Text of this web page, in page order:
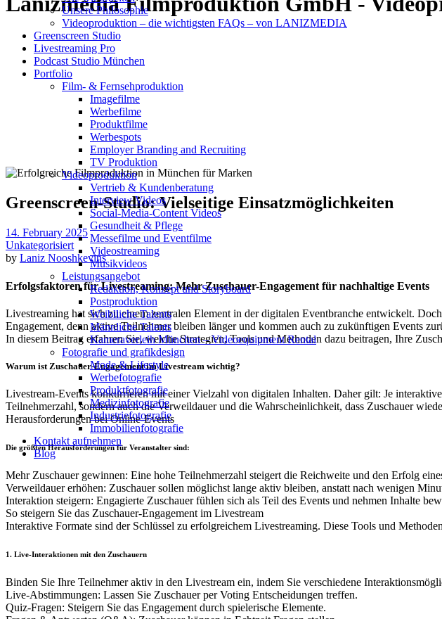
Unsere Philosophie
Videoproduktion – die wichtigsten FAQs – von LANIZMEDIA
Greenscreen Studio
Livestreaming Pro
Podcast Studio München
Portfolio
Film- & Fernsehproduktion
Imagefilme
Werbefilme
Produktfilme
Werbespots
Employer Branding and Recruiting
TV Produktion
Videoproduktion
Vertrieb & Kundenberatung
Interview Videos
Social-Media-Content Videos
Gesundheit & Pflege
Mes­se­filme und Eventfilme
Video­strea­ming
Musikvideos
Leis­tungs­an­ge­bot
Redak­ti­on, Kon­zept und Storyboard
Post­pro­duk­ti­on
Weiblliche Talents
Männliche Talents
Kameraverleih München – Videoequipment Rental
Fotografie und grafikdesign
Mode & Lifestyle
Werbefotografie
Produktfotografie
Medizinfotografie
Industriefotografie
Immobilienfotografie
Kontakt aufnehmen
Blog
Greenscreen-Studio: Vielseitige Einsatzmöglichkeiten
14. February 2025
Unkategorisiert
by Laniz Nooshkevins
Erfolgsfaktoren für Livestreaming: Mehr Zuschauer-Engagement für nachhaltige Events
Livestreaming hat sich zu einem zentralen Element in der digitalen Eventbranche entwickelt.
Engagement, denn aktive Teilnehmer bleiben länger und kommen auch zu zukünftigen Events
In diesem Beitrag erfahren Sie, welche Strategien, Tools und Methoden dazu beitragen, Ihre
Warum ist Zuschauer-Engagement im Livestream wichtig?
Livestream-Events konkurrieren mit einer Vielzahl von digitalen Inhalten. Daher gilt: Je
Teilnehmerzahl, sondern auch die Verweildauer und die Wahrscheinlichkeit, dass Zuschauer
Herausforderungen bei Online-Events
Die größten Herausforderungen für Veranstalter sind:
Mehr Zuschauer gewinnen: Eine hohe Teilnehmerzahl steigert die Reichweite und den Erfolg
Verweildauer erhöhen: Zuschauer sollen möglichst lange aktiv bleiben, anstatt nach wenigen
Interaktion steigern: Engagierte Zuschauer fühlen sich als Teil des Events und nehmen Inhalte
So steigern Sie das Zuschauer-Engagement im Livestream
Interaktive Formate sind der Schlüssel zu erfolgreichem Livestreaming. Diese Tools und
1. Live-Interaktionen mit den Zuschauern
Binden Sie Ihre Teilnehmer aktiv in den Livestream ein, indem Sie verschiedene
Live-Abstimmungen: Lassen Sie Zuschauer per Voting Entscheidungen treffen.
Quiz-Fragen: Steigern Sie das Engagement durch spielerische Elemente.